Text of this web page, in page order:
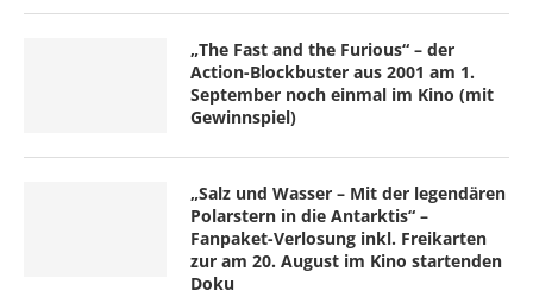
„The Fast and the Furious“ – der
Action-Blockbuster aus 2001 am 1.
September noch einmal im Kino (mit
Gewinnspiel)
„Salz und Wasser – Mit der legendären
Polarstern in die Antarktis“ –
Fanpaket-Verlosung inkl. Freikarten
zur am 20. August im Kino startenden
Doku